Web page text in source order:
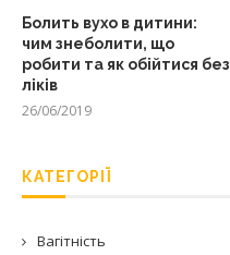
Болить вухо в дитини:
чим знеболити, що
робити та як обійтися без
ліків
26/06/2019
КАТЕГОРІЇ
Вагітність